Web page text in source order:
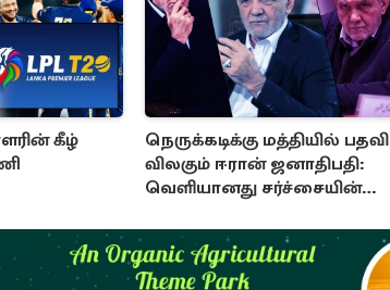
கீழ்
நெருக்கடிக்கு மத்தியில் பதவி
விலகும் ஈரான் ஜனாதிபதி:
வெளியானது சர்ச்சையின்